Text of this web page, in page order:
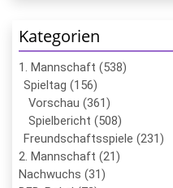
Kategorien
1. Mannschaft (538)
Spieltag (156)
Vorschau (361)
Spielbericht (508)
Freundschaftsspiele (231)
2. Mannschaft (21)
Nachwuchs (31)